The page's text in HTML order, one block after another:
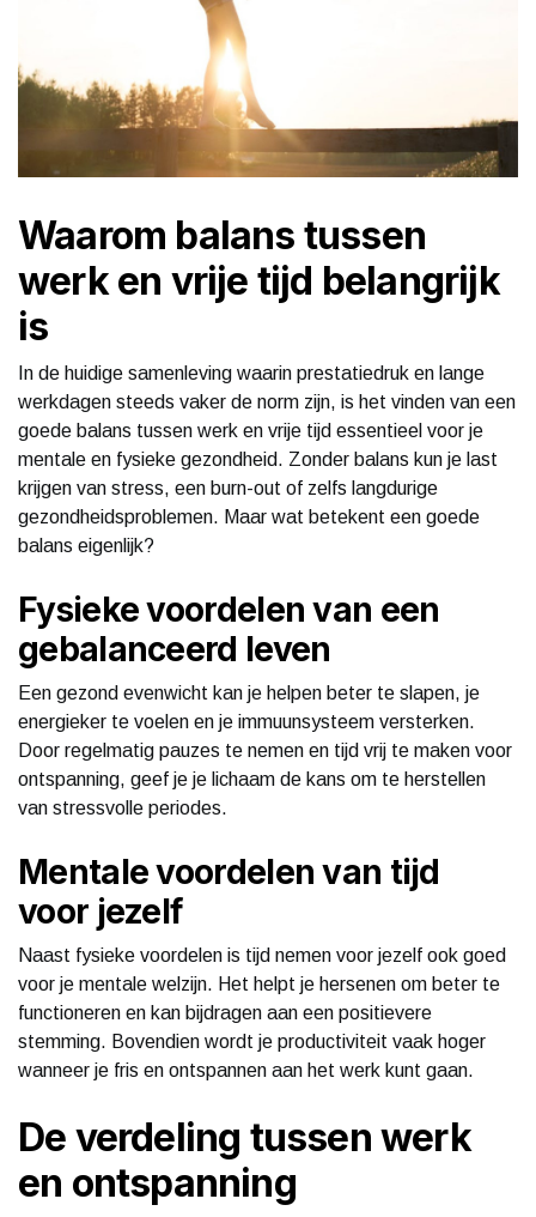
Waarom balans tussen
werk en vrije tijd belangrijk
is
In de huidige samenleving waarin prestatiedruk en lange
werkdagen steeds vaker de norm zijn, is het vinden van een
goede balans tussen werk en vrije tijd essentieel voor je
mentale en fysieke gezondheid. Zonder balans kun je last
krijgen van stress, een burn-out of zelfs langdurige
gezondheidsproblemen. Maar wat betekent een goede
balans eigenlijk?
Fysieke voordelen van een
gebalanceerd leven
Een gezond evenwicht kan je helpen beter te slapen, je
energieker te voelen en je immuunsysteem versterken.
Door regelmatig pauzes te nemen en tijd vrij te maken voor
ontspanning, geef je je lichaam de kans om te herstellen
van stressvolle periodes.
Mentale voordelen van tijd
voor jezelf
Naast fysieke voordelen is tijd nemen voor jezelf ook goed
voor je mentale welzijn. Het helpt je hersenen om beter te
functioneren en kan bijdragen aan een positievere
stemming. Bovendien wordt je productiviteit vaak hoger
wanneer je fris en ontspannen aan het werk kunt gaan.
De verdeling tussen werk
en ontspanning